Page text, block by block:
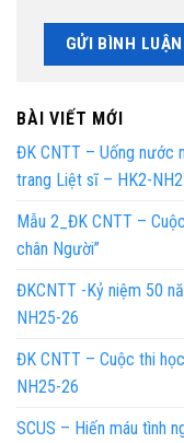
BÀI VIẾT MỚI
ĐK CNTT – Uống nước
trang Liệt sĩ – HK2-
Mẫu 2_ĐK CNTT –
chân Người”
ĐKCNTT -Kỷ niệm 50
NH25-26
ĐK CNTT – Cuộc thi
NH25-26
SCUS – Hiến máu tình